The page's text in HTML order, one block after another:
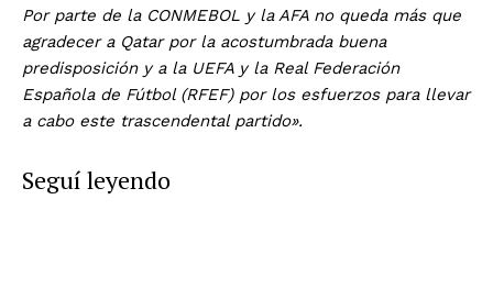
Por parte de la CONMEBOL y la AFA no queda más que
agradecer a Qatar por la acostumbrada buena
predisposición y a la UEFA y la Real Federación
Española de Fútbol (RFEF) por los esfuerzos para llevar
a cabo este trascendental partido».
Seguí leyendo